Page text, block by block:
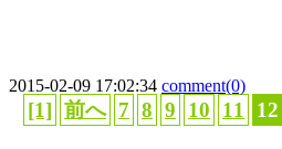
2015-02-09 17:02:34 comment(0)
[1] 前へ 7 8 9 10 11 12